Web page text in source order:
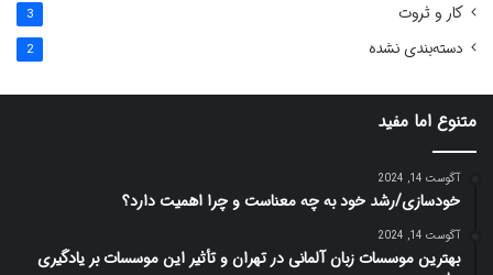
کار و ثروت 3
دسته‌بندی نشده 2
متنوع اما مفید
آگوست 14, 2024
خودسازی/رشد خود به چه معناست و چرا اهمیت دارد؟
آگوست 14, 2024
بهترین موسسات زبان آلمانی در تهران و تأثیر این موسسات بر یادگیری